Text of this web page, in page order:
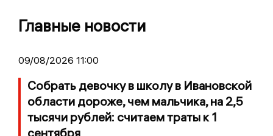
Главные новости
09/08/2026 11:00
Собрать девочку в школу в Ивановской
области дороже, чем мальчика, на 2,5
тысячи рублей: считаем траты к 1
сентября